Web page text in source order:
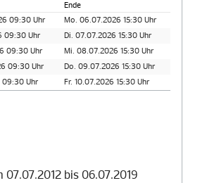
Ende
09:30 Uhr
Mo. 06.07.2026 15:30 Uhr
09:30 Uhr
Di. 07.07.2026 15:30 Uhr
09:30 Uhr
Mi. 08.07.2026 15:30 Uhr
09:30 Uhr
Do. 09.07.2026 15:30 Uhr
09:30 Uhr Fr. 10.07.2026 15:30 Uhr
bis 06.07.2019